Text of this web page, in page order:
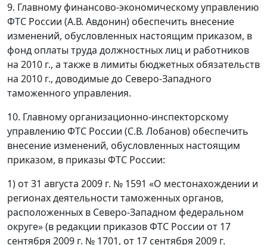
9. Главному финансово-экономическому управлению
ФТС России (А.В. Авдонин) обеспечить внесение
изменений, обусловленных настоящим приказом, в
фонд оплаты труда должностных лиц и работников
на 2010 г., а также в лимиты бюджетных обязательств
на 2010 г., доводимые до Северо-Западного
таможенного управления.
10. Главному организационно-инспекторскому
управлению ФТС России (С.В. Лобанов) обеспечить
внесение изменений, обусловленных настоящим
приказом, в приказы ФТС России:
1) от 31 августа 2009 г. № 1591 «О местонахождении и
регионах деятельности таможенных органов,
расположенных в Северо-Западном федеральном
округе» (в редакции приказов ФТС России от 17
сентября 2009 г. № 1701, от 17 сентября 2009 г.